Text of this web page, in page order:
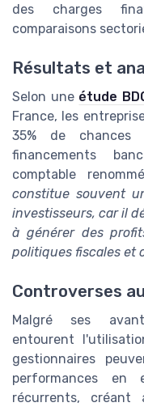
des charges
comparaisons
Résultats et
Selon une étude
France, les
35% de chances
financements
comptable
constitue souvent
investisseurs, car il
à générer des
politiques fiscales et
Controverses
Malgré ses
entourent
gestionnaires
performances en
récurrents,